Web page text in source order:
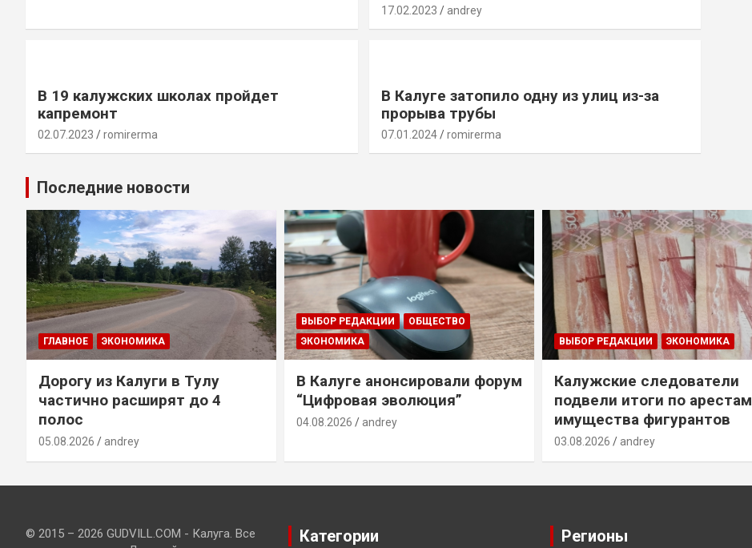
17.02.2023 andrey
В 19 калужских школах пройдет
капремонт
02.07.2023 romirerma
В Калуге затопило одну из улиц из-за
прорыва трубы
07.01.2024 romirerma
Последние новости
ГЛАВНОЕ ЭКОНОМИКА
Дорогу из Калуги в Тулу
частично расширят до 4
полос
05.08.2026 andrey
ВЫБОР РЕДАКЦИИ
ОБЩЕСТВО
ЭКОНОМИКА
В Калуге анонсировали форум
“Цифровая эволюция”
04.08.2026 andrey
ВЫБОР РЕДАКЦИИ ЭКОНОМИКА
Калужские следователи
подвели итоги по арестам
имущества фигурантов
03.08.2026 andrey
© 2015 – 2026 GUDVILL.COM - Калуга. Все
Категории Регионы